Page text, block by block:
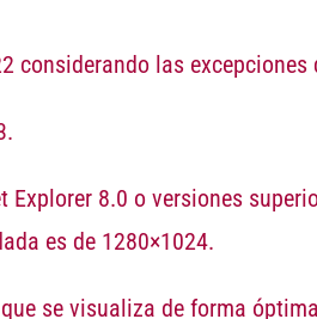
considerando las excepciones
8.0 o versiones
es de 1280×1024.
se visualiza de forma